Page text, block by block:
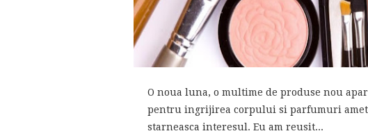
O noua luna, o multime de produse nou
pentru ingrijirea corpului si parfumuri
starneasca interesul. Eu am reusit...